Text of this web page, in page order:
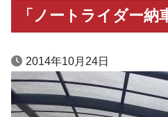
「ノートライダー納
2014年10月24日